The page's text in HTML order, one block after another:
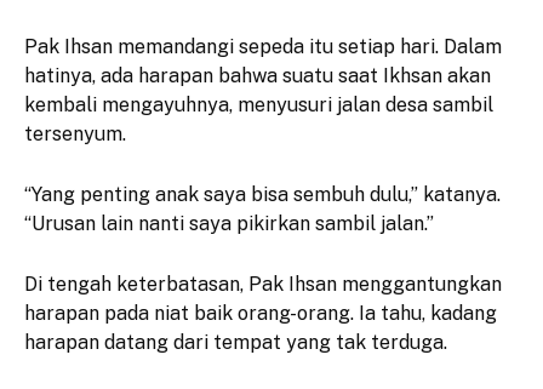
Pak Ihsan memandangi sepeda itu setiap hari. Dalam
hatinya, ada harapan bahwa suatu saat Ikhsan akan
kembali mengayuhnya, menyusuri jalan desa sambil
tersenyum.
“Yang penting anak saya bisa sembuh dulu,” katanya.
“Urusan lain nanti saya pikirkan sambil jalan.”
Di tengah keterbatasan, Pak Ihsan menggantungkan
harapan pada niat baik orang-orang. Ia tahu, kadang
harapan datang dari tempat yang tak terduga.